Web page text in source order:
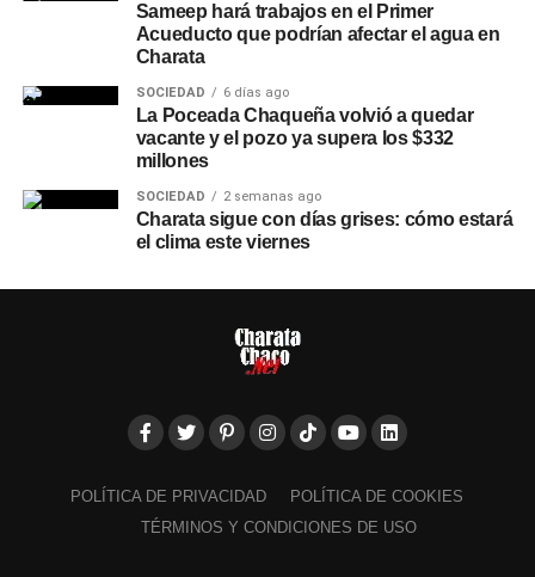
Sameep hará trabajos en el Primer
Acueducto que podrían afectar el agua en
Charata
SOCIEDAD 6 días ago
La Poceada Chaqueña volvió a quedar
vacante y el pozo ya supera los $332
millones
SOCIEDAD 2 semanas ago
Charata sigue con días grises: cómo estará
el clima este viernes
POLÍTICA DE PRIVACIDAD
POLÍTICA DE COOKIES
TÉRMINOS Y CONDICIONES DE USO